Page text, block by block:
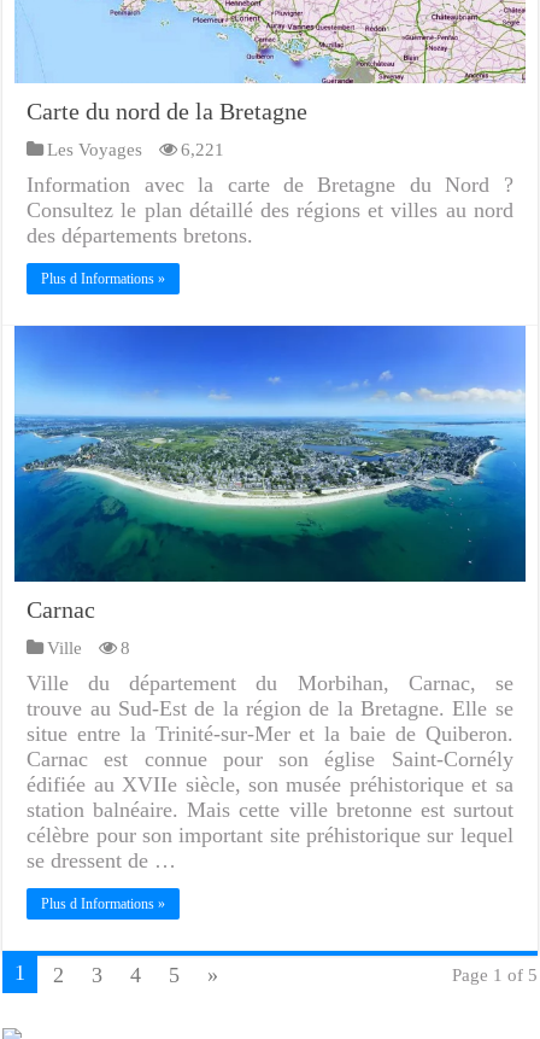
Carte du nord de la Bretagne
Les Voyages 6,221
Information avec la carte de Bretagne du Nord ?
Consultez le plan détaillé des régions et villes au nord
des départements bretons.
Plus d Informations »
Carnac
Ville 8
Ville du département du Morbihan, Carnac, se
trouve au Sud-Est de la région de la Bretagne. Elle se
situe entre la Trinité-sur-Mer et la baie de Quiberon.
Carnac est connue pour son église Saint-Cornély
édifiée au XVIIe siècle, son musée préhistorique et sa
station balnéaire. Mais cette ville bretonne est surtout
célèbre pour son important site préhistorique sur lequel
se dressent de …
Plus d Informations »
Page 1 of 5
1 2 3 4 5 »